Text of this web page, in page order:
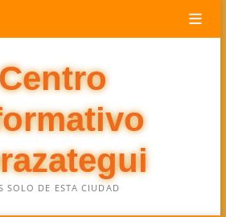
SOLO DE ESTA CIUDAD